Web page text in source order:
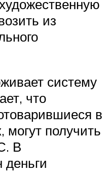
из
систему
что
в
могут получить
В
деньги